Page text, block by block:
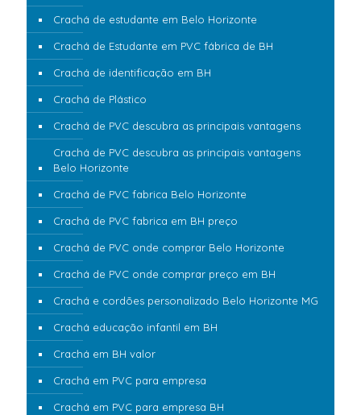
Crachá de estudante em Belo Horizonte
Crachá de Estudante em PVC fábrica de BH
Crachá de identificação em BH
Crachá de Plástico
Crachá de PVC descubra as principais vantagens
Crachá de PVC descubra as principais vantagens
Belo Horizonte
Crachá de PVC fabrica Belo Horizonte
Crachá de PVC fabrica em BH preço
Crachá de PVC onde comprar Belo Horizonte
Crachá de PVC onde comprar preço em BH
Crachá e cordões personalizado Belo Horizonte MG
Crachá educação infantil em BH
Crachá em BH valor
Crachá em PVC para empresa
Crachá em PVC para empresa BH